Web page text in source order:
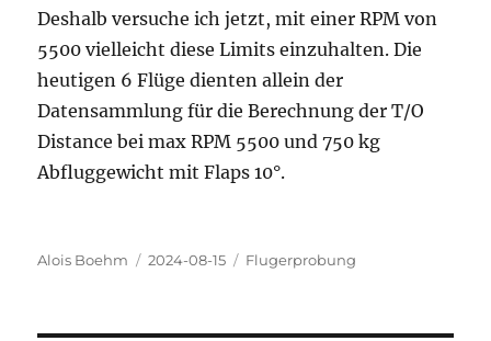
Deshalb versuche ich jetzt, mit einer RPM von
5500 vielleicht diese Limits einzuhalten. Die
heutigen 6 Flüge dienten allein der
Datensammlung für die Berechnung der T/O
Distance bei max RPM 5500 und 750 kg
Abfluggewicht mit Flaps 10°.
Autor
Alois Boehm
Veröffentlicht
2024-08-15 Kategorien
Flugerprobung